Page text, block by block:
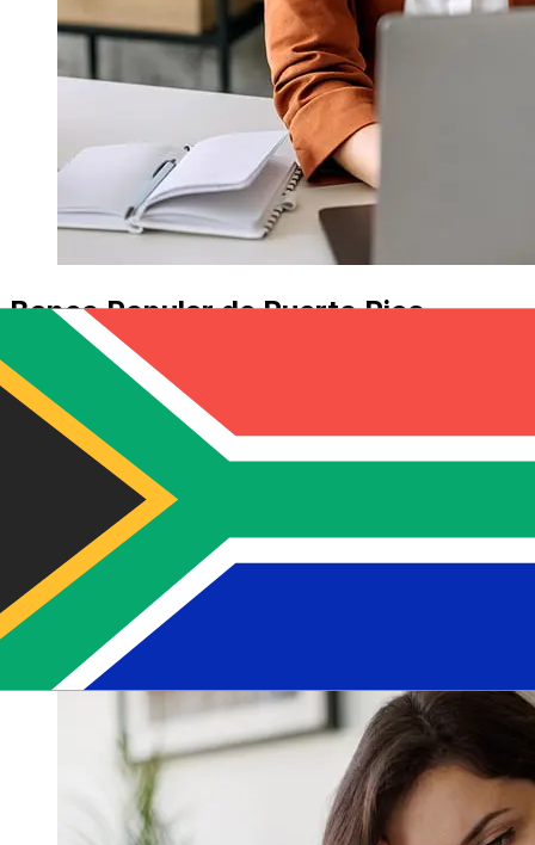
Banco Popular de Puerto Rico
USDZARの移行はどれくらい速いです
か?
アメリカ合衆国年から南アフリカまでのBanco Popular de
Puerto Rico国際送金の配達時間は、支払い方法や取引時期
によって異なります。通常、国際銀行振込は1営業日から5営
業日かかります。銀行の祝日やセキュリティチェックなどの
要因も配達に影響を与えることがあります。遅延を避けるた
めに Banco Popular de Puerto Ricoの締め切り時間を確認
してください。